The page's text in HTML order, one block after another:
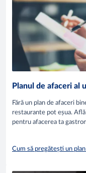
Planul de afaceri al
Fără un plan de afaceri
restaurante pot eșua.
pentru afacerea ta
Cum să pregătești un